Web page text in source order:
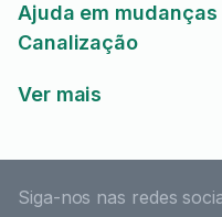
Ajuda em mudanças
Canalização
Ver mais
Siga-nos nas redes